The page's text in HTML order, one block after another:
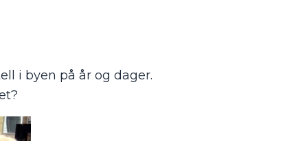
i byen på år og dager.